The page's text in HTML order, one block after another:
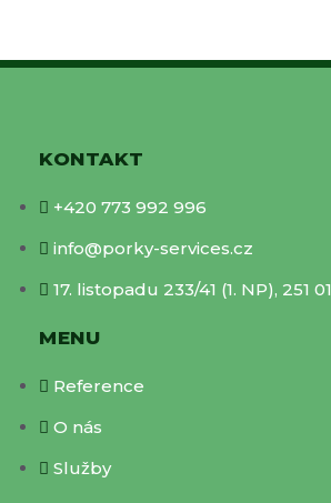
KONTAKT
+420 773 992 996
info@porky-services.cz
17. listopadu 233/41 (1. NP), 251
MENU
Reference
O nás
Služby